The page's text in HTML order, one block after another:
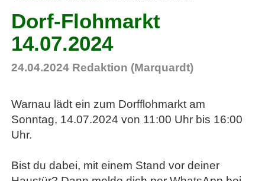
Dorf-Flohmarkt
14.07.2024
24.04.2024 Redaktion (Marquardt)
Warnau lädt ein zum Dorfflohmarkt am
Sonntag, 14.07.2024 von 11:00 Uhr bis 16:00
Uhr.
Bist du dabei, mit einem Stand vor deiner